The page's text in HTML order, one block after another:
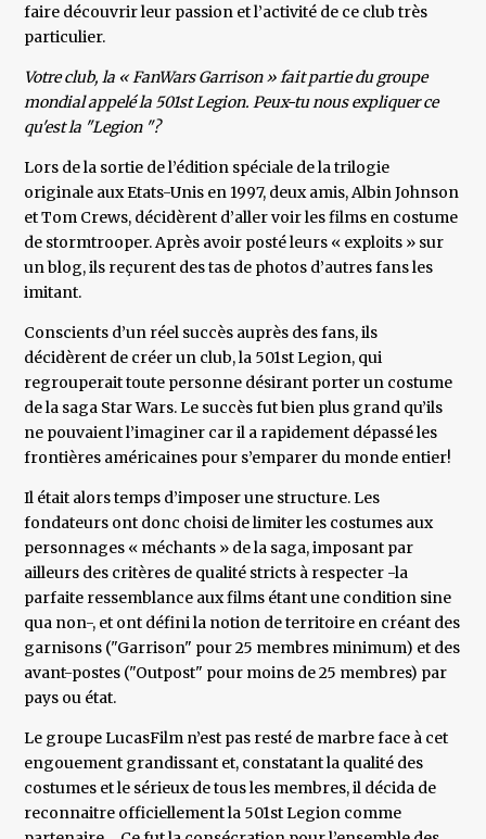
faire découvrir leur passion et l’activité de ce club très
particulier.
Votre club, la « FanWars Garrison » fait partie du groupe
mondial appelé la 501st Legion. Peux-tu nous expliquer ce
qu'est la "Legion "?
Lors de la sortie de l’édition spéciale de la trilogie
originale aux Etats-Unis en 1997, deux amis, Albin Johnson
et Tom Crews, décidèrent d’aller voir les films en costume
de stormtrooper. Après avoir posté leurs « exploits » sur
un blog, ils reçurent des tas de photos d’autres fans les
imitant.
Conscients d’un réel succès auprès des fans, ils
décidèrent de créer un club, la 501st Legion, qui
regrouperait toute personne désirant porter un costume
de la saga Star Wars. Le succès fut bien plus grand qu’ils
ne pouvaient l’imaginer car il a rapidement dépassé les
frontières américaines pour s’emparer du monde entier!
Il était alors temps d’imposer une structure. Les
fondateurs ont donc choisi de limiter les costumes aux
personnages « méchants » de la saga, imposant par
ailleurs des critères de qualité stricts à respecter -la
parfaite ressemblance aux films étant une condition sine
qua non-, et ont défini la notion de territoire en créant des
garnisons ("Garrison" pour 25 membres minimum) et des
avant-postes ("Outpost" pour moins de 25 membres) par
pays ou état.
Le groupe LucasFilm n’est pas resté de marbre face à cet
engouement grandissant et, constatant la qualité des
costumes et le sérieux de tous les membres, il décida de
reconnaitre officiellement la 501st Legion comme